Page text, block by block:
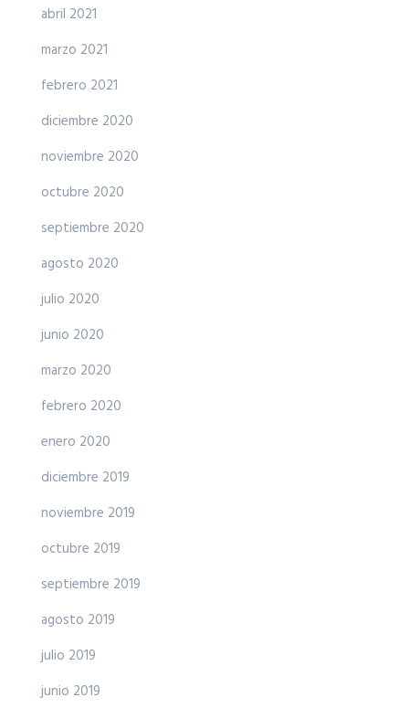
abril 2021
marzo 2021
febrero 2021
diciembre 2020
noviembre 2020
octubre 2020
septiembre 2020
agosto 2020
julio 2020
junio 2020
marzo 2020
febrero 2020
enero 2020
diciembre 2019
noviembre 2019
octubre 2019
septiembre 2019
agosto 2019
julio 2019
junio 2019